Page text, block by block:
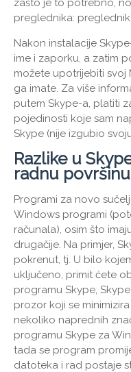
zašto je to potrebno,
preglednika:
Nakon instalacije
ime i zaporku, a zatim
možete upotrijebiti svoj
ga imate. Za više
putem Skype-a, platiti
pojedinosti koje sam
Skype (nije izgubio
Razlike u
radnu površinu
Programi za novo
Windows programi
računala), osim što
drugačije. Na primjer,
pokrenut, tj. U bilo
uključeno, primit ćete
programu Skype,
prozor koji se
nekoliko naprednih
programu Skype za
tada se program
datoteka i rad postaje